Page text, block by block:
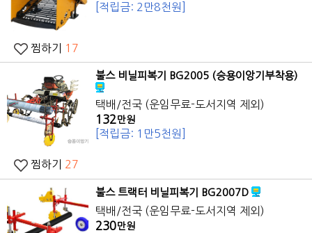
[적립금: 2만8천원]
찜하기 17
불스 비닐피복기 BG2005 (승용이앙기부착용)
택배/전국 (운임무료-도서지역 제외)
132 만원
[적립금: 1만5천원]
찜하기 27
불스 트랙터 비닐피복기 BG2007D
택배/전국 (운임무료-도서지역 제외)
230만원